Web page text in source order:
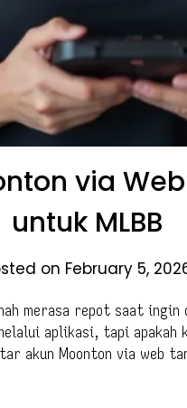
via
untuk MLBB
on February 5,
merasa repot saat ingin
aplikasi, tapi apakah
akun Moonton via web